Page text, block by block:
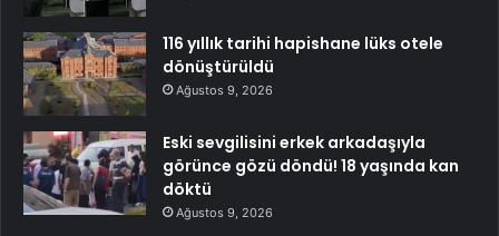
116 yıllık tarihi hapishane lüks otele
dönüştürüldü
Ağustos 9, 2026
Eski sevgilisini erkek arkadaşıyla
görünce gözü döndü! 18 yaşında kan
döktü
Ağustos 9, 2026